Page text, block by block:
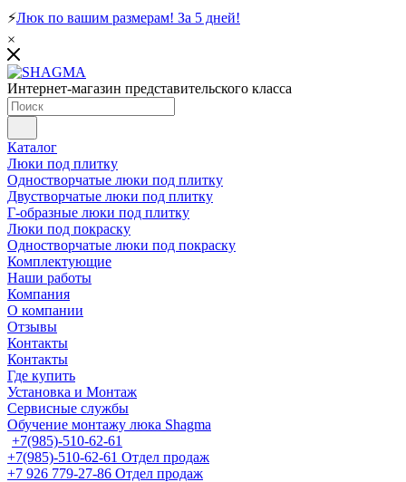
⚡Люк по вашим размерам! За 5 дней!
×
Интернет-магазин представительского класса
Каталог
Люки под плитку
Одностворчатые люки под плитку
Двустворчатые люки под плитку
Г-образные люки под плитку
Люки под покраску
Одностворчатые люки под покраску
Комплектующие
Наши работы
Компания
О компании
Отзывы
Контакты
Контакты
Где купить
Установка и Монтаж
Сервисные службы
Обучение монтажу люка Shagma
+7(985)-510-62-61
+7(985)-510-62-61 Отдел продаж
‪+7 926 779-27-86‬ Отдел продаж